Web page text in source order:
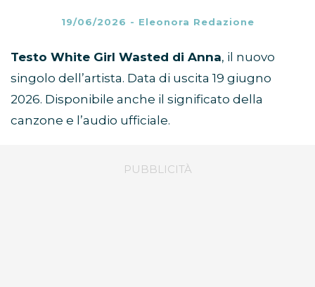
19/06/2026 - Eleonora Redazione
Testo White Girl Wasted di Anna, il nuovo
singolo dell’artista. Data di uscita 19 giugno
2026. Disponibile anche il significato della
canzone e l’audio ufficiale.